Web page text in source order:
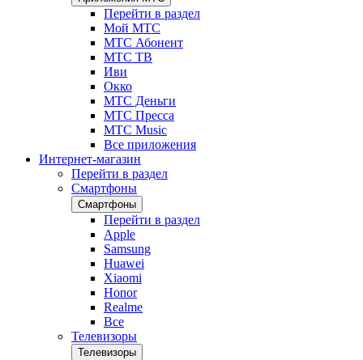
Перейти в раздел
Мой МТС
МТС Абонент
МТС ТВ
Иви
Окко
МТС Деньги
МТС Пресса
МТС Music
Все приложения
Интернет-магазин
Перейти в раздел
Смартфоны
Смартфоны
Перейти в раздел
Apple
Samsung
Huawei
Xiaomi
Honor
Realme
Все
Телевизоры
Телевизоры